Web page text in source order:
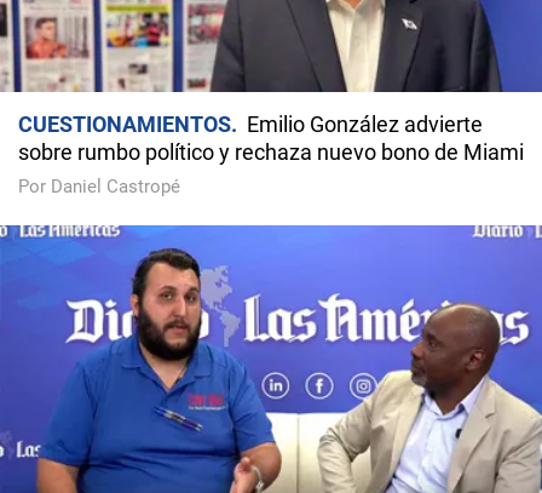
CUESTIONAMIENTOS
Emilio González advierte
sobre rumbo político y rechaza nuevo bono de Miami
Por Daniel Castropé